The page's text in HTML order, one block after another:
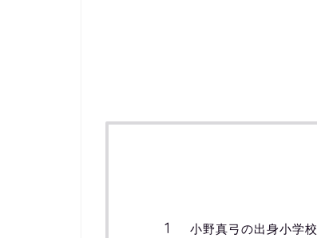
小野真弓の出身小学校